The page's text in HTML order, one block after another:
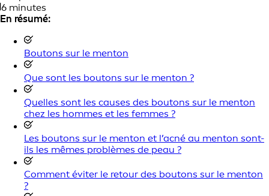
6 minutes
En résumé:
Boutons sur le menton
Que sont les boutons sur le menton ?
Quelles sont les causes des boutons sur le menton
chez les hommes et les femmes ?
Les boutons sur le menton et l’acné au menton sont-
ils les mêmes problèmes de peau ?
Comment éviter le retour des boutons sur le menton
?